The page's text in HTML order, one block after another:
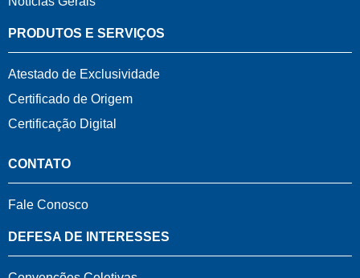
PRODUTOS E SERVIÇOS
Atestado de Exclusividade
Certificado de Origem
Certificação Digital
CONTATO
Fale Conosco
DEFESA DE INTERESSES